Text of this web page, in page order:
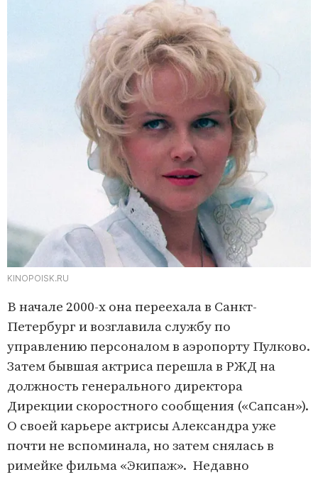
KINOPOISK.RU
В начале 2000-х она переехала в Санкт-
Петербург и возглавила службу по
управлению персоналом в аэропорту Пулково.
Затем бывшая актриса перешла в РЖД на
должность генерального директора
Дирекции скоростного сообщения («Сапсан»).
О своей карьере актрисы Александра уже
почти не вспоминала, но затем снялась в
римейке фильма «Экипаж». Недавно